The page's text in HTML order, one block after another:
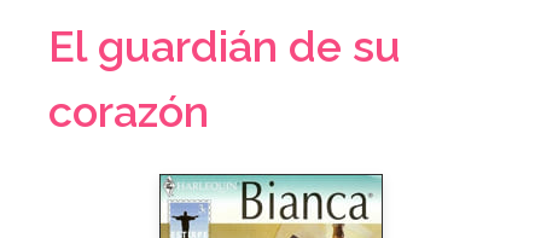
El guardián de su
corazón